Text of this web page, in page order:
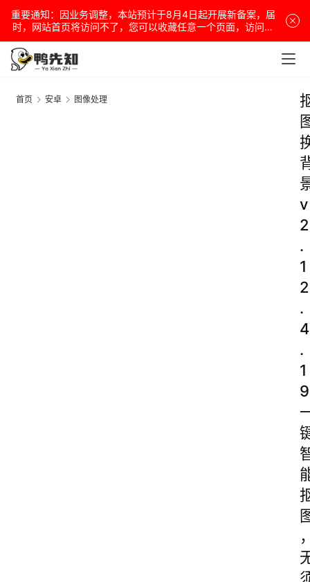
重要通知：因业务调整，本站预计于8月4日起开展新备案，届
时，网站首页将访问不了，您可以收藏任意一个页面，访问网
站！
首页 安卓 图像处理
v
2
.
1
2
.
4
.
1
9